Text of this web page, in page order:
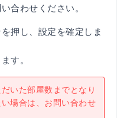
合わせください。
押し、設定を確定しま
す。
いた部屋数までとなり
場合は、お問い合わせ